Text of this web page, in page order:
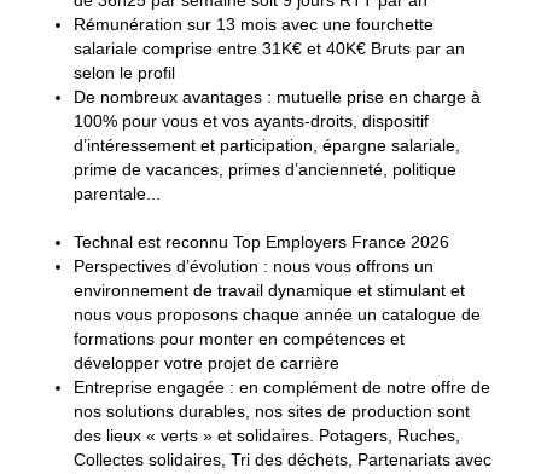
Rémunération sur 13 mois avec une fourchette
salariale comprise entre 31K€ et 40K€ Bruts par an
selon le profil
De nombreux avantages : mutuelle prise en charge à
100% pour vous et vos ayants-droits, dispositif
d’intéressement et participation, épargne salariale,
prime de vacances, primes d’ancienneté, politique
parentale...
Technal est reconnu Top Employers France 2026
Perspectives d’évolution : nous vous offrons un
environnement de travail dynamique et stimulant et
nous vous proposons chaque année un catalogue de
formations pour monter en compétences et
développer votre projet de carrière
Entreprise engagée : en complément de notre offre de
nos solutions durables, nos sites de production sont
des lieux « verts » et solidaires. Potagers, Ruches,
Collectes solidaires, Tri des déchets, Partenariats avec